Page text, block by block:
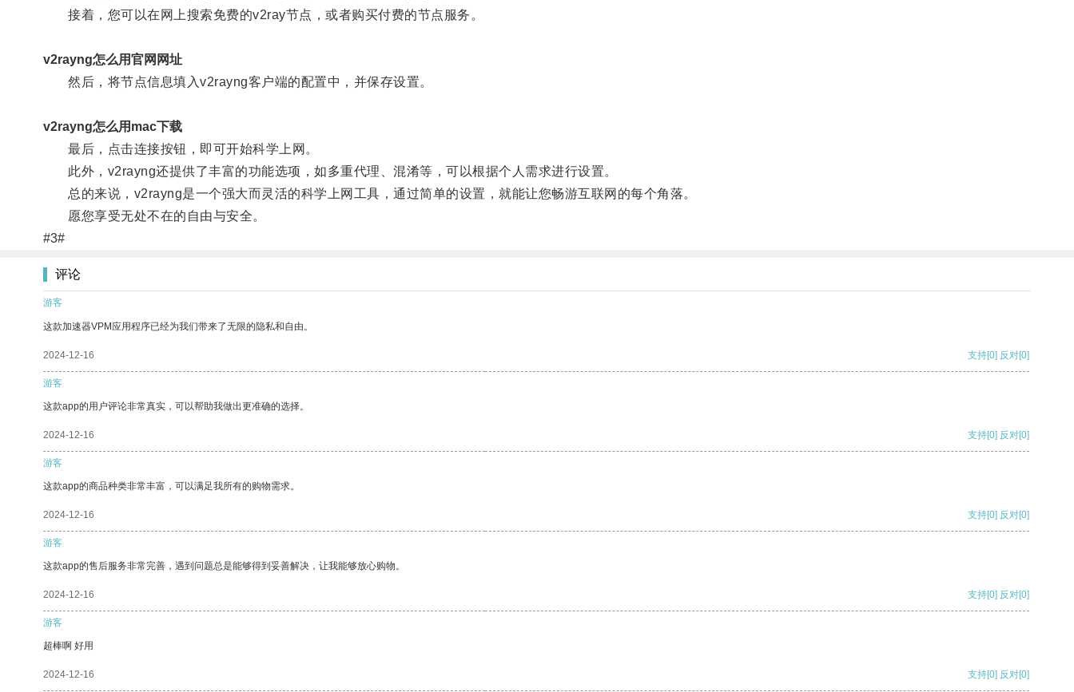
接着，您可以在网上搜索免费的v2ray节点，或者购买付费的节点服务。
v2rayng怎么用官网网址
然后，将节点信息填入v2rayng客户端的配置中，并保存设置。
v2rayng怎么用mac下载
最后，点击连接按钮，即可开始科学上网。
此外，v2rayng还提供了丰富的功能选项，如多重代理、混淆等，可以根据个人需求进行设置。
总的来说，v2rayng是一个强大而灵活的科学上网工具，通过简单的设置，就能让您畅游互联网的每个角落。
愿您享受无处不在的自由与安全。
#3#
评论
游客
这款加速器VPM应用程序已经为我们带来了无限的隐私和自由。
2024-12-16 支持[0] 反对[0]
游客
这款app的用户评论非常真实，可以帮助我做出更准确的选择。
2024-12-16 支持[0] 反对[0]
游客
这款app的商品种类非常丰富，可以满足我所有的购物需求。
2024-12-16 支持[0] 反对[0]
游客
这款app的售后服务非常完善，遇到问题总是能够得到妥善解决，让我能够放心购物。
2024-12-16 支持[0] 反对[0]
游客
超棒啊 好用
2024-12-16 支持[0] 反对[0]